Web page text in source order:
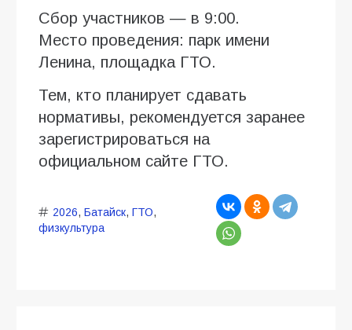
Сбор участников — в 9:00.
Место проведения: парк имени
Ленина, площадка ГТО.
Тем, кто планирует сдавать
нормативы, рекомендуется заранее
зарегистрироваться на
официальном сайте ГТО.
2026, Батайск, ГТО,
физкультура